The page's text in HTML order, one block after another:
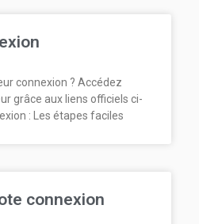
connexion ? Accédez
grâce aux liens officiels ci-
: Les étapes faciles
connexion